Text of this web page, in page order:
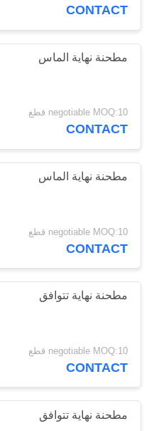
مراقبة
الجودة
اتصل
اطلب
خريطة
الموقع
مطحنة
الكرة
35
مطحنة
الزاوية
مطحنة
33
CONTACT
مطحنة نهاية الماس
negotiable MOQ:10 قطع
CONTACT
مطحنة نهاية الماس
negotiable MOQ:10 قطع
CONTACT
مطحنة نهاية تتوافق
negotiable MOQ:10 قطع
CONTACT
مطحنة نهاية تتوافق